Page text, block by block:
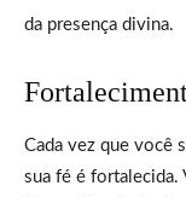
da presença divina.
Cada vez que você
sua fé é fortalecida.